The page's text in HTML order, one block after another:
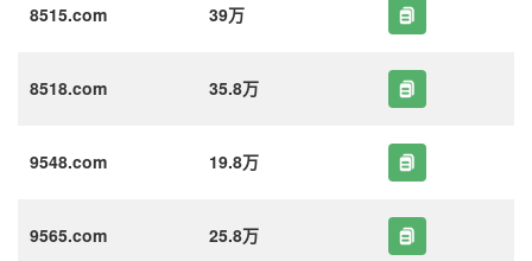
8515.com 39万
8518.com 35.8万
9548.com 19.8万
9565.com 25.8万